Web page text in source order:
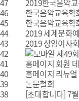
47
2019한국음악
46
한국음악교육학
45
한국음악교육학
44
2019 세계문화
43
2019 상임이사
42
제49
41
홈페이지 회원
40
홈페이지 리뉴얼
39
논문철회
38
[초대합니다] 7